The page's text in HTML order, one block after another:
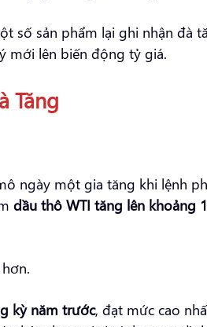
số sản phẩm lại ghi nhận
mới lên biến động tỷ giá.
Tăng
ngày một gia tăng khi lệnh
dầu thô WTI tăng lên khoảng
kỳ năm trước, đạt mức cao